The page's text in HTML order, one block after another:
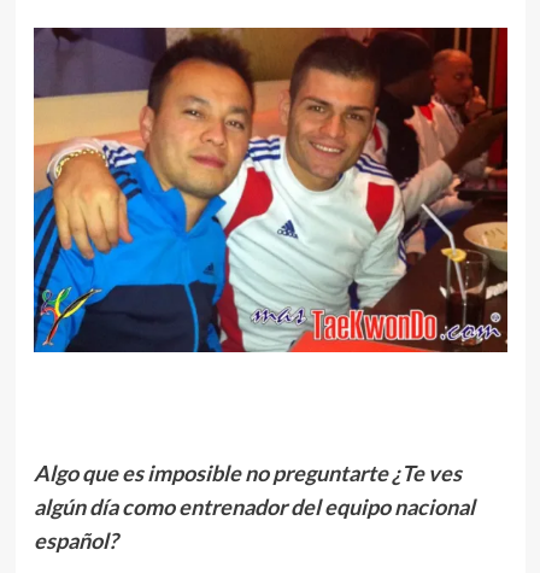
Algo que es imposible no preguntarte ¿Te ves
algún día como entrenador del equipo nacional
español?